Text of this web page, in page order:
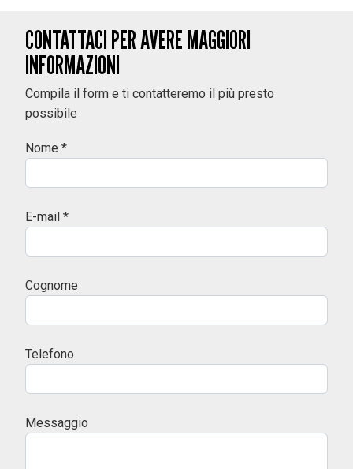
CONTATTACI PER AVERE MAGGIORI
INFORMAZIONI
Compila il form e ti contatteremo il più presto
possibile
Nome *
E-mail *
Cognome
Telefono
Messaggio